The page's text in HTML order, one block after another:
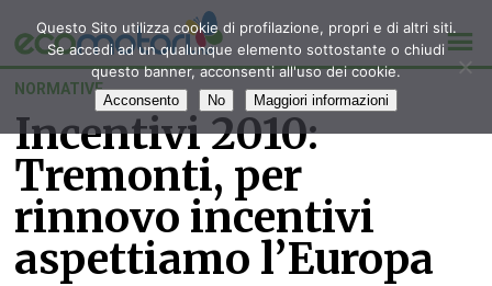
NORMATIVE
Incentivi 2010:
Tremonti, per
rinnovo incentivi
aspettiamo l’Europa
Questo Sito utilizza cookie di profilazione, propri e di altri siti.
Se accedi ad un qualunque elemento sottostante o chiudi
questo banner, acconsenti all'uso dei cookie.
Acconsento No Maggiori informazioni